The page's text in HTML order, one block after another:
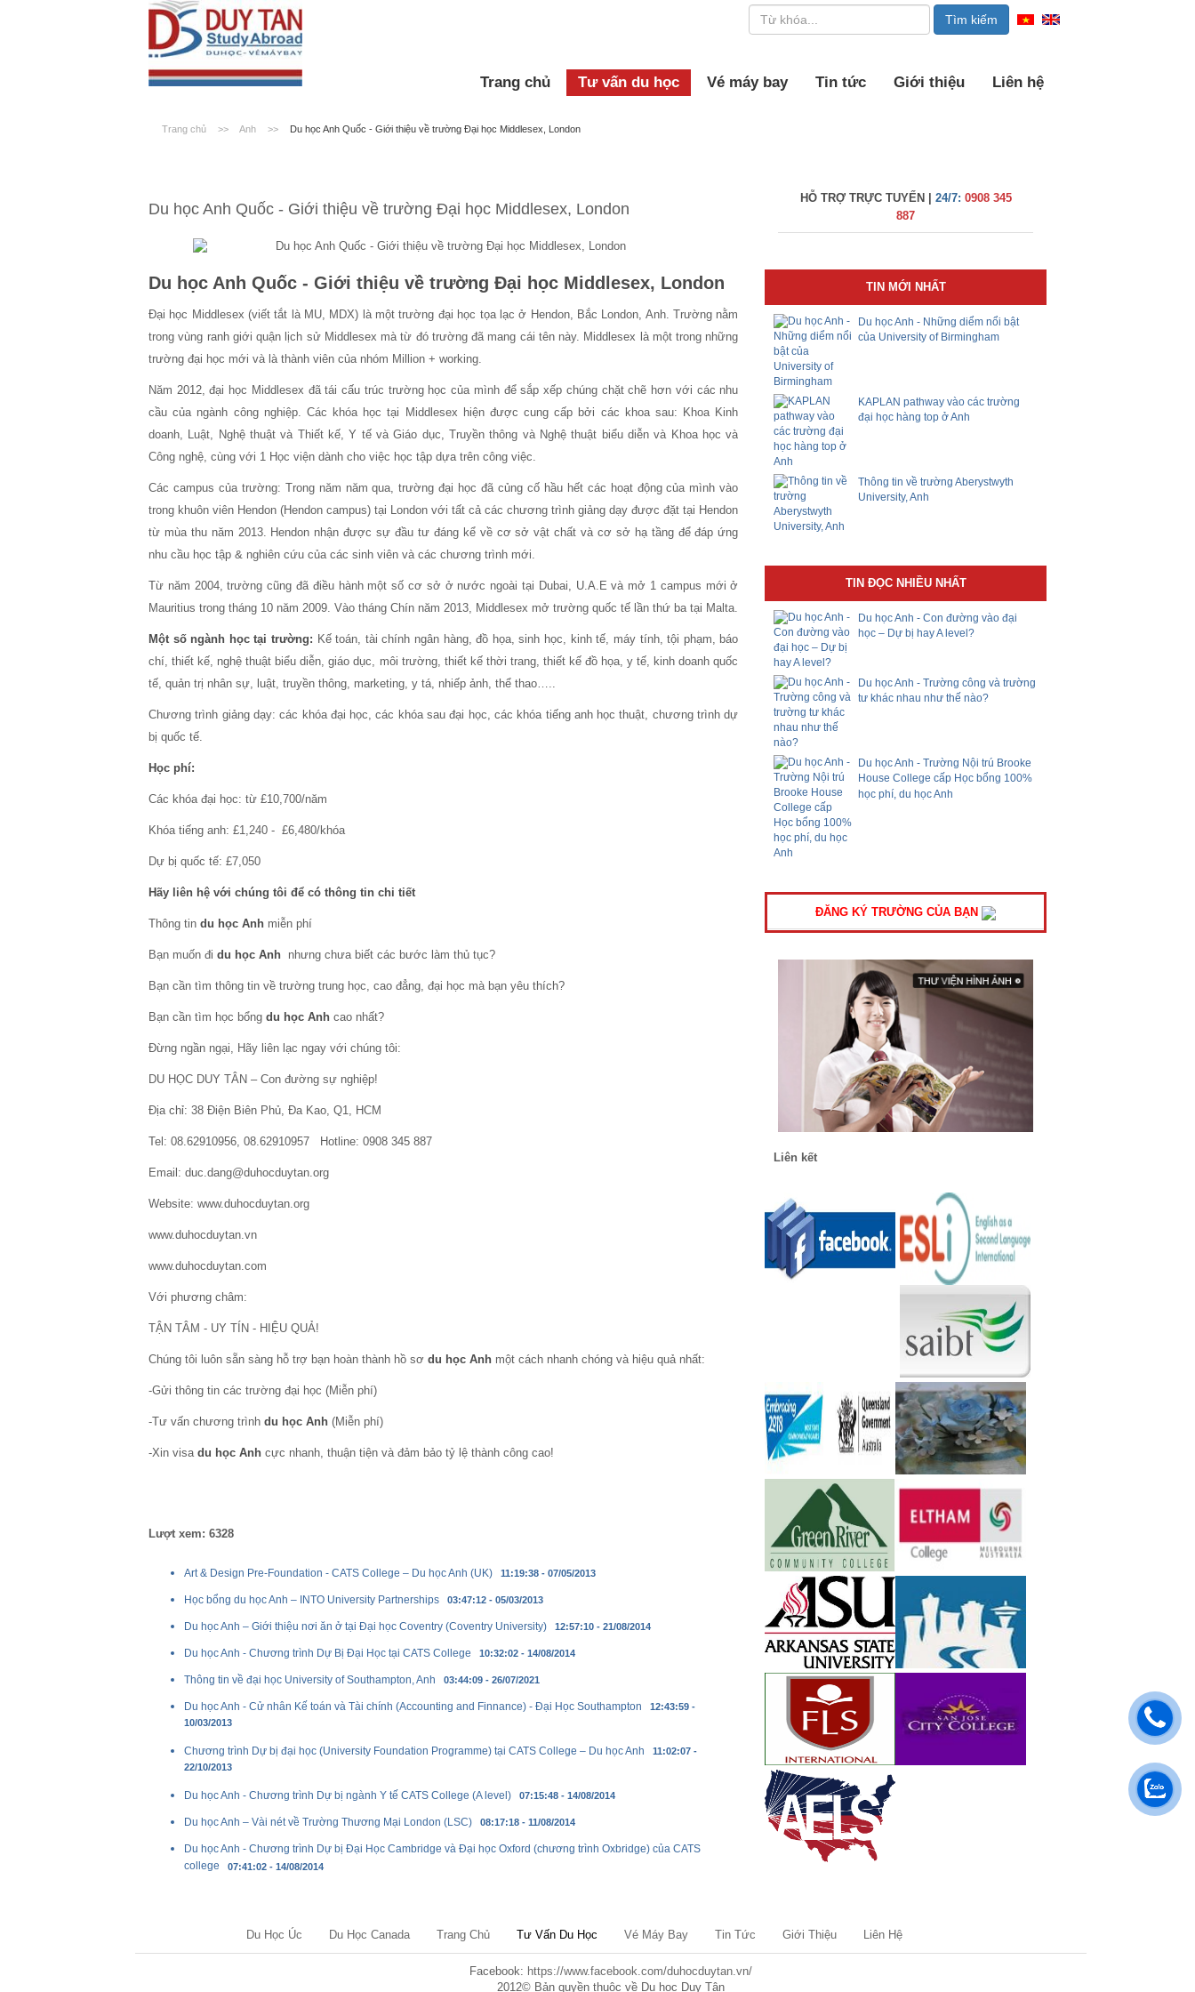
Trang chủ Tư vấn du học Vé máy bay Tin tức Giới thiệu Liên hệ
Trang chủ >> Anh >> Du học Anh Quốc - Giới thiệu về trường Đại học Middlesex, London
Du học Anh Quốc - Giới thiệu về trường Đại học Middlesex, London
Du học Anh Quốc - Giới thiệu về trường Đại học Middlesex, London
Đại học Middlesex (viết tắt là MU, MDX) là một trường đại học tọa lạc ở Hendon, Bắc London, Anh. Trường nằm
trong vùng ranh giới quận lịch sử Middlesex mà từ đó trường đã mang cái tên này. Middlesex là một trong những
trường đại học mới và là thành viên của nhóm Million + working.
Năm 2012, đại học Middlesex đã tái cấu trúc trường học của mình để sắp xếp chúng chặt chẽ hơn với các nhu
cầu của ngành công nghiệp. Các khóa học tại Middlesex hiện được cung cấp bởi các khoa sau: Khoa Kinh
doanh, Luật, Nghệ thuật và Thiết kế, Y tế và Giáo dục, Truyền thông và Nghệ thuật biểu diễn và Khoa học và
Công nghệ, cùng với 1 Học viện dành cho việc học tập dựa trên công việc.
Các campus của trường: Trong năm năm qua, trường đại học đã củng cố hầu hết các hoạt động của mình vào
trong khuôn viên Hendon (Hendon campus) tại London với tất cả các chương trình giảng dạy được đặt tại Hendon
từ mùa thu năm 2013. Hendon nhận được sự đầu tư đáng kể về cơ sở vật chất và cơ sở hạ tầng để đáp ứng
nhu cầu học tập & nghiên cứu của các sinh viên và các chương trình mới.
Từ năm 2004, trường cũng đã điều hành một số cơ sở ở nước ngoài tại Dubai, U.A.E và mở 1 campus mới ở
Mauritius trong tháng 10 năm 2009. Vào tháng Chín năm 2013, Middlesex mở trường quốc tế lần thứ ba tại Malta.
Một số ngành học tại trường: Kế toán, tài chính ngân hàng, đồ họa, sinh học, kinh tế, máy tính, tội phạm, báo
chí, thiết kế, nghệ thuật biểu diễn, giáo dục, môi trường, thiết kế thời trang, thiết kế đồ họa, y tế, kinh doanh quốc
tế, quản trị nhân sự, luật, truyền thông, marketing, y tá, nhiếp ảnh, thể thao…..
Chương trình giảng dạy: các khóa đại học, các khóa sau đại học, các khóa tiếng anh học thuật, chương trình dự
bị quốc tế.
Học phí:
Các khóa đại học: từ £10,700/năm
Khóa tiếng anh: £1,240 - £6,480/khóa
Dự bị quốc tế: £7,050
Hãy liên hệ với chúng tôi để có thông tin chi tiết
Thông tin du học Anh miễn phí
Bạn muốn đi du học Anh nhưng chưa biết các bước làm thủ tục?
Bạn cần tìm thông tin về trường trung học, cao đẳng, đại học mà bạn yêu thích?
Bạn cần tìm học bổng du học Anh cao nhất?
Đừng ngần ngại, Hãy liên lạc ngay với chúng tôi:
DU HỌC DUY TÂN – Con đường sự nghiệp!
Địa chỉ: 38 Điện Biên Phủ, Đa Kao, Q1, HCM
Tel: 08.62910956, 08.62910957 Hotline: 0908 345 887
Email: duc.dang@duhocduytan.org
Website: www.duhocduytan.org
www.duhocduytan.vn
www.duhocduytan.com
Với phương châm:
TẬN TÂM - UY TÍN - HIỆU QUẢ!
Chúng tôi luôn sẵn sàng hỗ trợ bạn hoàn thành hồ sơ du học Anh một cách nhanh chóng và hiệu quả nhất:
-Gửi thông tin các trường đại học (Miễn phí)
-Tư vấn chương trình du học Anh (Miễn phí)
-Xin visa du học Anh cực nhanh, thuận tiện và đảm bảo tỷ lệ thành công cao!
Lượt xem: 6328
Art & Design Pre-Foundation - CATS College – Du học Anh (UK) 11:19:38 - 07/05/2013
Học bổng du học Anh – INTO University Partnerships 03:47:12 - 05/03/2013
Du học Anh – Giới thiệu nơi ăn ở tại Đại học Coventry (Coventry University) 12:57:10 - 21/08/2014
Du học Anh - Chương trình Dự Bị Đại Học tại CATS College 10:32:02 - 14/08/2014
Thông tin về đại học University of Southampton, Anh 03:44:09 - 26/07/2021
Du học Anh - Cử nhân Kế toán và Tài chính (Accounting and Finnance) - Đại Học Southampton 12:43:59 -
10/03/2013
Chương trình Dự bị đại học (University Foundation Programme) tại CATS College – Du học Anh 11:02:07 -
22/10/2013
Du học Anh - Chương trình Dự bị ngành Y tế CATS College (A level) 07:15:48 - 14/08/2014
Du học Anh – Vài nét về Trường Thương Mại London (LSC) 08:17:18 - 11/08/2014
Du học Anh - Chương trình Dự bị Đại Học Cambridge và Đại học Oxford (chương trình Oxbridge) của CATS
college 07:41:02 - 14/08/2014
HỖ TRỢ TRỰC TUYẾN | 24/7: 0908 345
887
TIN MỚI NHẤT
Du học Anh - Những diểm nổi bật
của University of Birmingham
KAPLAN pathway vào các trường
đại học hàng top ở Anh
Thông tin về trường Aberystwyth
University, Anh
TIN ĐỌC NHIỀU NHẤT
Du học Anh - Con đường vào đại
học – Dự bị hay A level?
Du học Anh - Trường công và trường
tư khác nhau như thế nào?
Du học Anh - Trường Nội trú Brooke
House College cấp Học bổng 100%
học phí, du học Anh
ĐĂNG KÝ TRƯỜNG CỦA BẠN
Liên kết
Du Học Úc Du Học Canada Trang Chủ Tư Vấn Du Học Vé Máy Bay Tin Tức Giới Thiệu Liên Hệ
Facebook: https://www.facebook.com/duhocduytan.vn/
2012© Bản quyền thuộc về Du học Duy Tân